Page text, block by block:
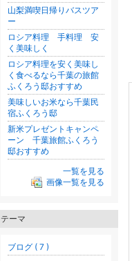
山梨満喫日帰りバスツア
ー
ロシア料理 手料理 安
く美味しく
ロシア料理を安く美味し
く食べるなら千葉の旅館
ふくろう邸おすすめ
美味しいお米なら千葉民
宿ふくろう邸
新米プレゼントキャンペ
ーン 千葉旅館ふくろう
邸おすすめ
一覧を見る
画像一覧を見る
テーマ
ブログ ( 7 )